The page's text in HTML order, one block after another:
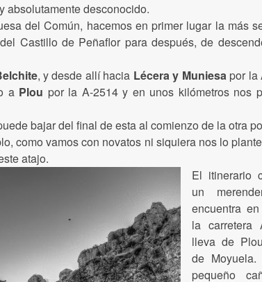
absolutamente desconocido.
del Común, hacemos en primer lugar la más
Castillo de Peñaflor para después, de
, y desde allí hacia Lécera y Muniesapor la
a Plou por la A-2514y en unos kilómetros nos
bajar del final de esta al comienzo de la otra
como vamos con novatos ni siquiera nos lo
atajo.
El itinerario
un
encuentra
la carretera
lleva de
de
pequeño